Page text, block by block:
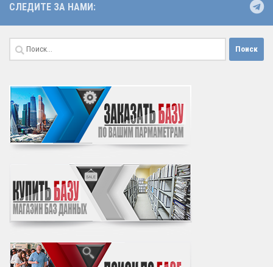
СЛЕДИТЕ ЗА НАМИ:
Найти: